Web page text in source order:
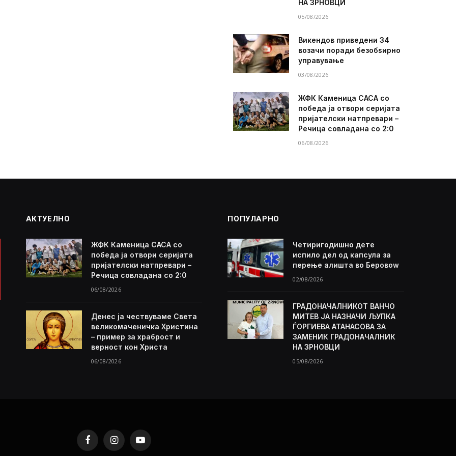
НА ЗРНОВЦИ
05/08/2026
Викендов приведени 34
возачи поради безобѕирно
управување
03/08/2026
ЖФК Каменица САСА со
победа ја отвори серијата
пријателски натпревари –
Речица совладана со 2:0
06/08/2026
АКТУЕЛНО
ЖФК Каменица САСА со
победа ја отвори серијата
пријателски натпревари –
Речица совладана со 2:0
06/08/2026
Денес ја чествуваме Света
великомаченичка Христина
– пример за храброст и
верност кон Христа
06/08/2026
ПОПУЛАРНО
Четиригодишно дете
испило дел од капсула за
перење алишта во Беровоw
02/08/2026
ГРАДОНАЧАЛНИКОТ ВАНЧО
МИТЕВ ЈА НАЗНАЧИ ЉУПКА
ЃОРГИЕВА АТАНАСОВА ЗА
ЗАМЕНИК ГРАДОНАЧАЛНИК
НА ЗРНОВЦИ
05/08/2026
FacebookInstagramYouTube